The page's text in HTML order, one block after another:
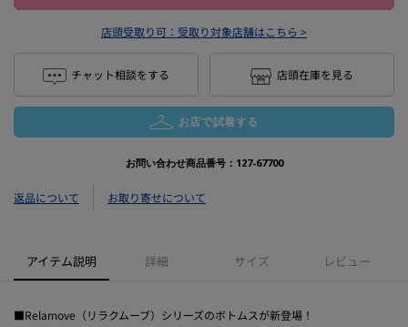
店頭受取り可： 受取り対象店舗はこちら >
チャット相談をする 店頭在庫を見る
お店で試着する
お問い合わせ商品番号： 127-67700
返品について お取り寄せについて
アイテム説明 詳細 サイズ レビュー
■Relamove（リラクムーブ）シリーズのボトムスが新登場！